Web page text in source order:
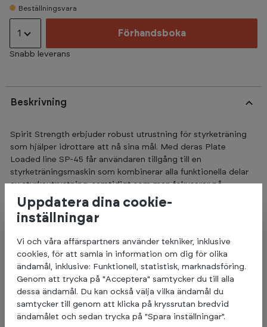
Beställningsvara
1 Förhandsboka
Snabb leverans
Beskrivning
Spirit Strength erbjuder robust utrustning för styrketräning
som hjälper idrottare att nå sina mål. Med deras Plate
Loaded line SP-45 får användaren tillgång till en
styrketräningsmaskin som kombinerar alla funktionella delar
av styrkeutrustning, samtidigt som man fokuserar på
användarvänlighet och genomtänkta designdetaljer som
passar många idrottare. Oavsett om du är nybörjare eller
erfaren, så kommer du att uppleva träningen på ett unikt sätt.
En av övningarna som Spirit Fitness SP-4506 Plate Loaded
Lat Pull Down möjliggör är träning av den övre delen av
ryggen. Denna övning ger dig möjlighet att träna dina breda
ryggmuskler på ett kontrollerat sätt. Med denna utrustning
kan du även träna unilateralt och bilateralt för att korrigera
muskelobalanser. Handtagen följer en naturlig divergerande
rörelsebana, medan det stabiliserande handtaget i mitten
Uppdatera dina cookie-
inställningar
Vi och våra affärspartners använder tekniker, inklusive
cookies, för att samla in information om dig för olika
ändamål, inklusive: Funktionell, statistisk, marknadsföring.
Genom att trycka på "Acceptera" samtycker du till alla
dessa ändamål. Du kan också välja vilka ändamål du
samtycker till genom att klicka på kryssrutan bredvid
ändamålet och sedan trycka på "Spara inställningar".